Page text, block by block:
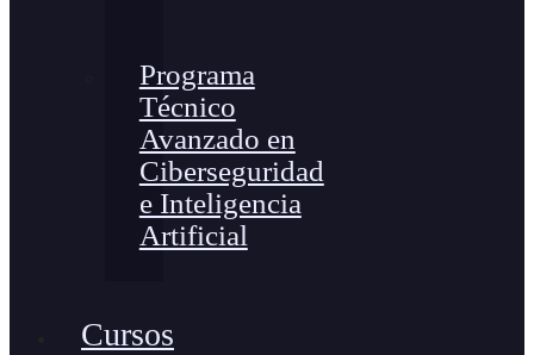
Programa
Técnico
Avanzado en
Ciberseguridad
e Inteligencia
Artificial
Cursos